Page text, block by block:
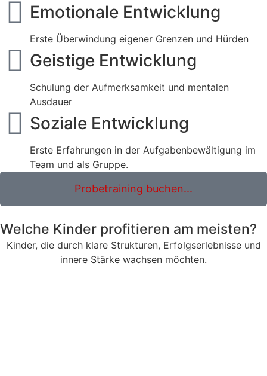
Emotionale Entwicklung
Erste Überwindung eigener Grenzen und Hürden
Geistige Entwicklung
Schulung der Aufmerksamkeit und mentalen
Ausdauer
Soziale Entwicklung
Erste Erfahrungen in der Aufgabenbewältigung im
Team und als Gruppe.
Probetraining buchen...
Welche Kinder profitieren am meisten?
Kinder, die durch klare Strukturen, Erfolgserlebnisse und
innere Stärke wachsen möchten.